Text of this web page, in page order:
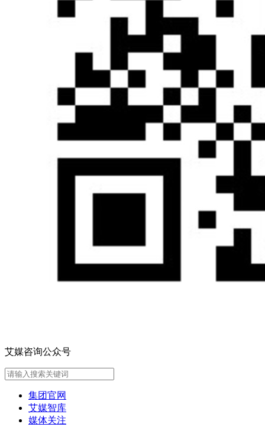
艾媒咨询公众号
集团官网
艾媒智库
媒体关注